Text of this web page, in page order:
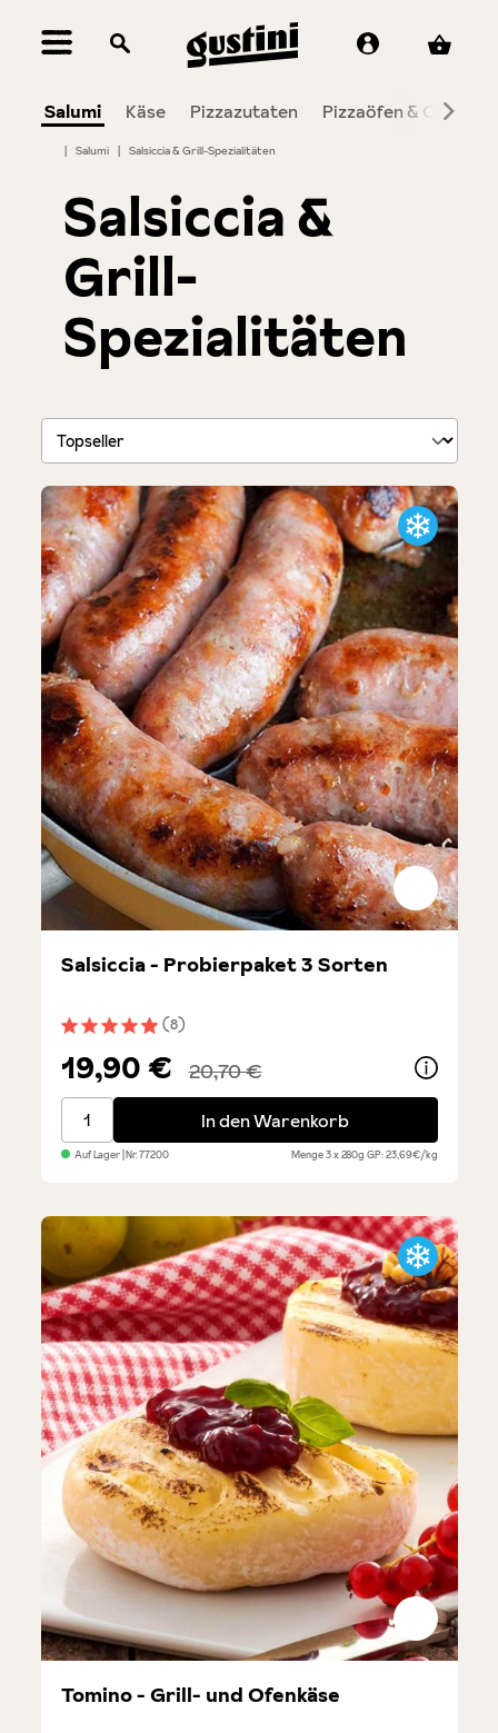
springen
Salumi Käse Pizzazutaten Pizzaöfen & Co.
| Salumi | Salsiccia & Grill-Spezialitäten
Salsiccia &
Grill-
Spezialitäten
Durchschnittliche Bewertung von 4.8 von 5 Sternen
(8)
Salsiccia - Probierpaket 3 Sorten
19,90 € 20,70 €
Salsiccia - Probierpaket 3 Sorten
In den Warenkorb
Auf Lager| Nr.77200 Menge3 x 280gGP: 23,69€/kg
Tomino - Grill- und Ofenkäse